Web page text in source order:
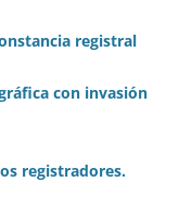
registral
con invasión
registradores.